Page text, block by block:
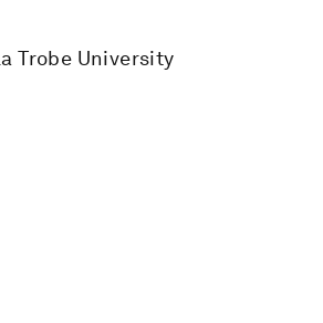
Trobe University